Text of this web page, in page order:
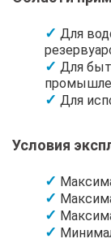
Для
Для
Для
Условия